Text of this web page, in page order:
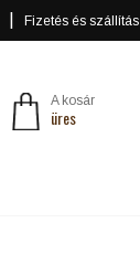
Fizetés és szállítás
A kosár
üres